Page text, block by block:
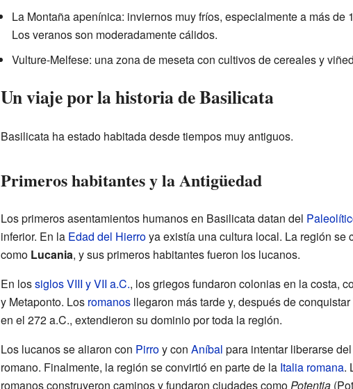
La Montaña apenínica: inviernos muy fríos, especialmente a más
Los veranos son moderadamente cálidos.
Vulture-Melfese: una zona de meseta con cultivos de cereales y
Un viaje por la historia de Basilicata
Basilicata ha estado habitada desde tiempos muy antiguos.
Primeros habitantes y la Antigüedad
Los primeros asentamientos humanos en Basilicata datan del
inferior. En la Edad del Hierroya existía una cultura local. La región se
como Lucania, y sus primeros habitantes fueron los lucanos.
En lossiglos VIII y VII a.C., los griegos fundaron colonias en la costa,
y Metaponto. Los romanosllegaron más tarde y, después de conquistar
en el 272 a.C., extendieron su dominio por toda la región.
Los lucanos se aliaron con Pirroy con Aníbal para intentar liberarse
romano. Finalmente, la región se convirtió en parte de la Italia romana.
romanos construyeron caminos y fundaron ciudades como Potentia